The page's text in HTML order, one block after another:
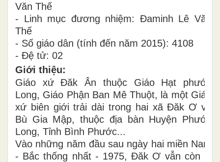
Văn Thế
- Linh mục đương nhiệm: Đaminh Lê Văn
Thế
- Số giáo dân (tính đến năm 2015): 4108
- Đệ tử: 02
Giới thiệu:
Giáo xứ Đăk Ân thuộc Giáo Hạt phước
Long, Giáo Phận Ban Mê Thuột, là một Giáo
xứ biên giới trải dài trong hai xã Đăk Ơ và
Bù Gia Mập, thuộc địa bàn Huyện Phước
Long, Tỉnh Bình Phước...
Vào những năm đầu sau ngày hai miền Nam
- Bắc thống nhất - 1975, Đăk Ơ vẫn còn là